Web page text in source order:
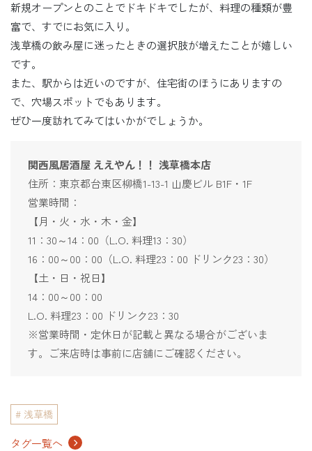
新規オープンとのことでドキドキでしたが、料理の種類が豊
富で、すでにお気に入り。
浅草橋の飲み屋に迷ったときの選択肢が増えたことが嬉しい
です。
また、駅からは近いのですが、住宅街のほうにありますの
で、穴場スポットでもあります。
ぜひ一度訪れてみてはいかがでしょうか。
関西風居酒屋 ええやん！！ 浅草橋本店
住所：東京都台東区柳橋1-13-1 山慶ビル B1F・1F
営業時間：
【月・火・水・木・金】
11：30～14：00（L.O. 料理13：30）
16：00～00：00（L.O. 料理23：00 ドリンク23：30）
【土・日・祝日】
14：00～00：00
L.O. 料理23：00 ドリンク23：30
※営業時間・定休日が記載と異なる場合がございま
す。ご来店時は事前に店舗にご確認ください。
浅草橋
タグ一覧へ